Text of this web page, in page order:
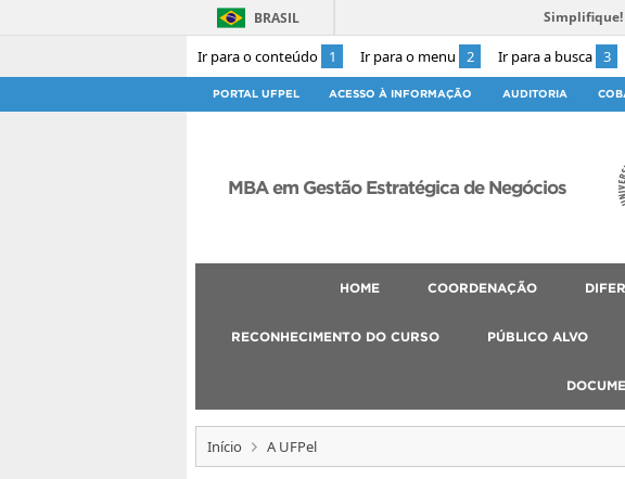
Ir para o conteúdo 1 Ir para o menu 2 Ir para a busca 3
BRASIL Simplifique!
PORTAL UFPEL ACESSO À INFORMAÇÃO AUDITORIA
MBA em Gestão Estratégica de Negócios
HOME COORDENAÇÃO
RECONHECIMENTO DO CURSO PÚBLICO ALVO
Início A UFPel